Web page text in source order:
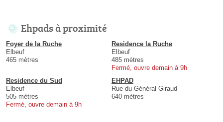
Ehpads à proximité
Foyer de la Ruche
Elbeuf
465 mètres
Residence la Ruche
Elbeuf
485 mètres
Fermé, ouvre demain à 9h
Residence du Sud
Elbeuf
505 mètres
Fermé, ouvre demain à 9h
EHPAD
Rue du Général Giraud
640 mètres